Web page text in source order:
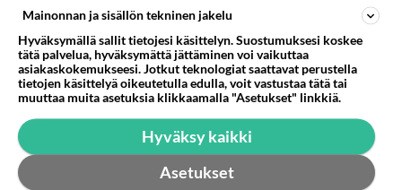
PÄIVÄ VIIKKO KUUKAUSI
Mitä tuot pöytään parisuhteessa?
Siinäpä se kysymys on otsikossa. Mitäpä siis tuot/toisit pöytään parisuhteessa? Oletko mies vai nainen? Koetko sen mitä
04.08.2026 16:53
Sinkut
1600
Martinan bisneksillä ei mene hyvin
269
Mainonnan ja sisällön tekninen jakelu
Hyväksymällä sallit tietojesi käsittelyn. Suostumuksesi koskee
tätä palvelua, hyväksymättä jättäminen voi vaikuttaa
asiakaskokemukseesi. Jotkut teknologiat saattavat perustella
tietojen käsittelyä oikeutetulla edulla, voit vastustaa tätä tai
muuttaa muita asetuksia klikkaamalla "Asetukset" linkkiä.
Hyväksy kaikki
Asetukset